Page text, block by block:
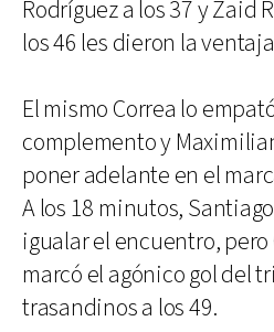
Rodríguez a los 37 y Zaid
los 46 les dieron la
El mismo Correa lo
complemento y
poner adelante en el
A los 18 minutos,
igualar el encuentro,
marcó el agónico gol del
trasandinos a los 49.